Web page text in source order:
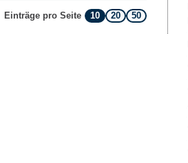
Einträge pro Seite 10 20 50